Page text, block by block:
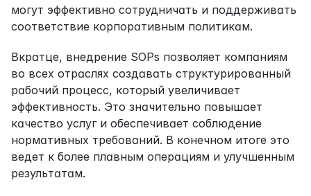
могут эффективно сотрудничать и поддерживать
соответствие корпоративным политикам.
Вкратце, внедрение SOPs позволяет компаниям
во всех отраслях создавать структурированный
рабочий процесс, который увеличивает
эффективность. Это значительно повышает
качество услуг и обеспечивает соблюдение
нормативных требований. В конечном итоге это
ведет к более плавным операциям и улучшенным
результатам.